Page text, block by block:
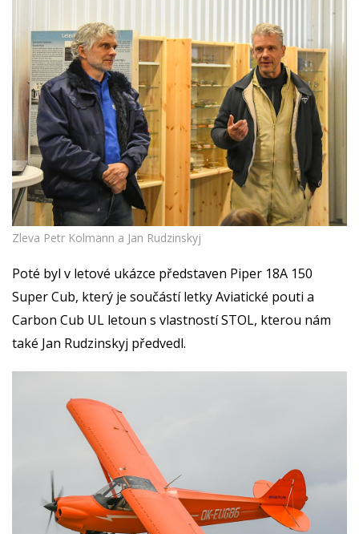
Zleva Petr Kolmann a Jan Rudzinskyj
Poté byl v letové ukázce představen Piper 18A 150
Super Cub, který je součástí letky Aviatické pouti a
Carbon Cub UL letoun s vlastností STOL, kterou nám
také Jan Rudzinskyj předvedl.